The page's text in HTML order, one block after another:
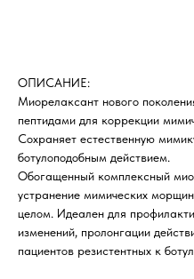
ОПИСАНИЕ:
Миорелаксант нового
пептидами для коррекции
Сохраняет естественную
ботулоподобным действием.
Обогащенный комплексный
устранение мимических
целом. Идеален для
изменений, пролонгации
пациентов резистентных к